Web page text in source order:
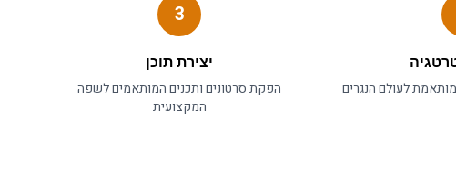
מותאמת לעולם הנגרים
3
יצירת תוכן
הפקת סרטונים ותכנים המותאמים לשפה
המקצועית